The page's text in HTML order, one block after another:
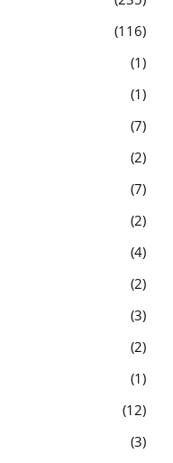
116
1
1
7
2
7
2
4
2
3
2
1
12
3